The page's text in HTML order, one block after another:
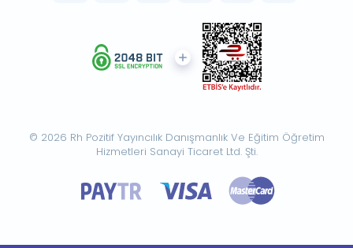
© 2026 Rh Pozitif Yayıncılık Danışmanlık Ve Eğitim Öğretim
Hizmetleri Sanayi Ticaret Ltd. Şti.